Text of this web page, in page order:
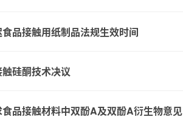
品接触用纸制品法规生效时间
硅酮技术决议
品接触材料中双酚A及双酚A衍生物意见